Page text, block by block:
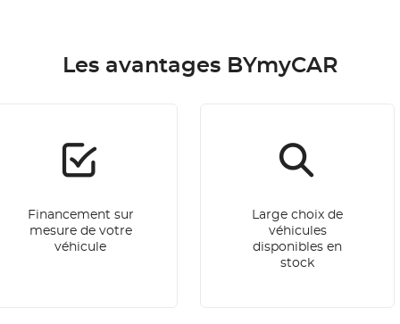
Les avantages BYmyCAR
Financement sur
mesure de votre
véhicule
Large choix de
véhicules
disponibles en
stock